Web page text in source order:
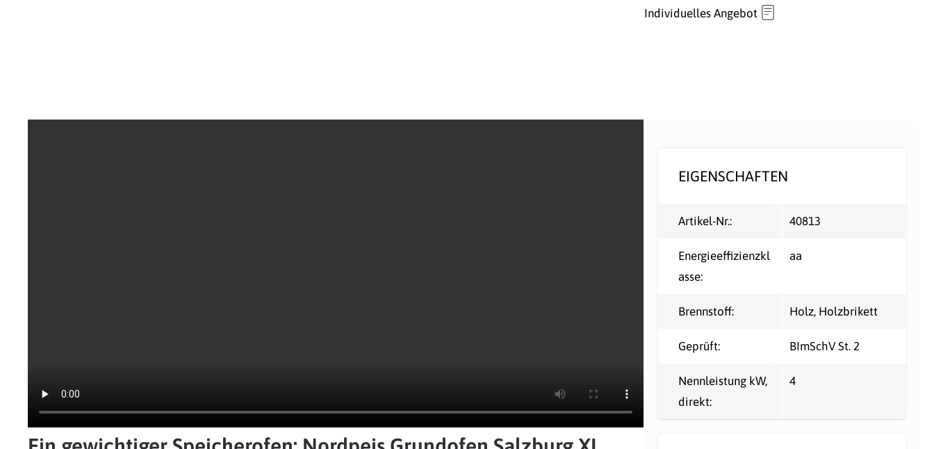
Individuelles Angebot
EIGENSCHAFTEN
Artikel-Nr.: 40813
Energieeffizienzkl
asse:
aa
Brennstoff: Holz, Holzbrikett
Geprüft: BImSchV St. 2
Nennleistung kW,
direkt:
4